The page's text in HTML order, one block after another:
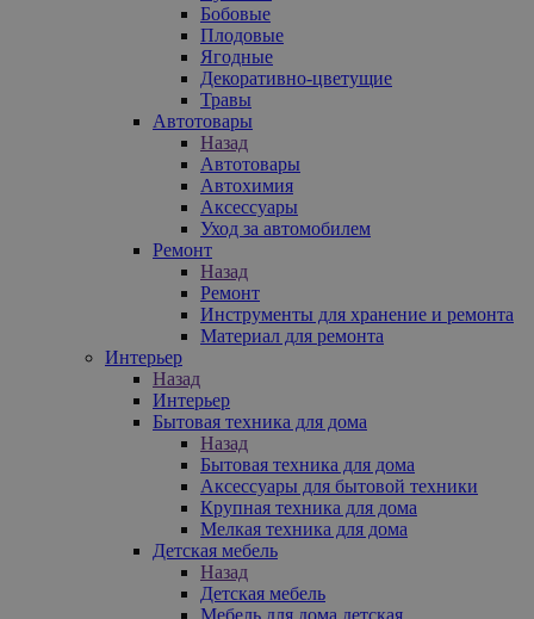
Бобовые
Плодовые
Ягодные
Декоративно-цветущие
Травы
Автотовары
Назад
Автотовары
Автохимия
Аксессуары
Уход за автомобилем
Ремонт
Назад
Ремонт
Инструменты для хранение и ремонта
Материал для ремонта
Интерьер
Назад
Интерьер
Бытовая техника для дома
Назад
Бытовая техника для дома
Аксессуары для бытовой техники
Крупная техника для дома
Мелкая техника для дома
Детская мебель
Назад
Детская мебель
Мебель для дома детская